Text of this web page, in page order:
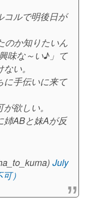
コルで明後日が
のか知りたいん
味な～い♪」て
い。
に手伝いに来て
欲しい。
姉ABと妹Aが反
July
）